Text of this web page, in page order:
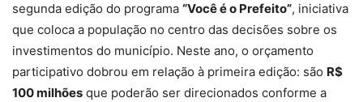
segunda edição do programa “Você é o Prefeito”, iniciativa
que coloca a população no centro das decisões sobre os
investimentos do município. Neste ano, o orçamento
participativo dobrou em relação à primeira edição: são R$
100 milhões que poderão ser direcionados conforme a